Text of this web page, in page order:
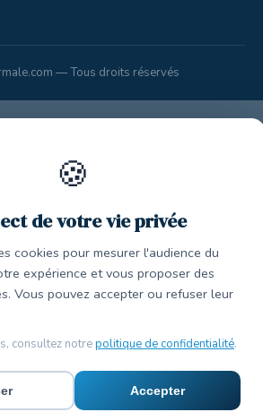
— Tous droits réservés
🍪
de votre vie privée
cookies pour mesurer l'audience du
expérience et vous proposer des
Vous pouvez accepter ou refuser leur
consultez notrepolitique de confidentialité.
Accepter